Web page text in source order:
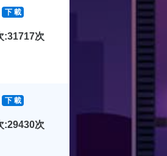
下 載
:31717次
下 載
:29430次